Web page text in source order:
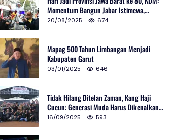
Momentum Bangun Jabar Istimewa,
Lembur di Urus Kota Ditata
20/08/2025 674
Mapag 500 Tahun Limbangan Menjadi
Kabupaten Garut
03/01/2025 646
Tidak Hilang Ditelan Zaman, Kang Haji
Cucun: Generasi Muda Harus Dikenalkan
Pencak Silat
16/09/2025 593